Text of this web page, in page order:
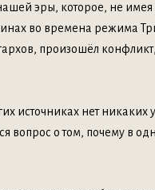
эры, которое, не
во времена режима
произошёл конфликт,
источниках нет никаких
вопрос о том, почему в